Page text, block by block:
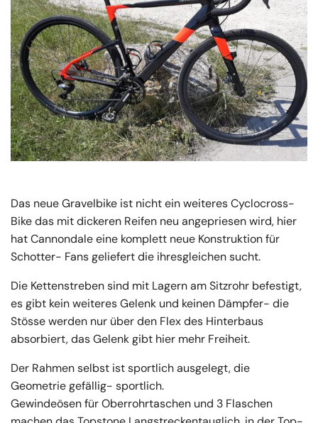
Das neue Gravelbike ist nicht ein weiteres Cyclocross-
Bike das mit dickeren Reifen neu angepriesen wird, hier
hat Cannondale eine komplett neue Konstruktion für
Schotter- Fans geliefert die ihresgleichen sucht.
Die Kettenstreben sind mit Lagern am Sitzrohr befestigt,
es gibt kein weiteres Gelenk und keinen Dämpfer- die
Stösse werden nur über den Flex des Hinterbaus
absorbiert, das Gelenk gibt hier mehr Freiheit.
Der Rahmen selbst ist sportlich ausgelegt, die
Geometrie gefällig- sportlich.
Gewindeösen für Oberrohrtaschen und 3 Flaschen